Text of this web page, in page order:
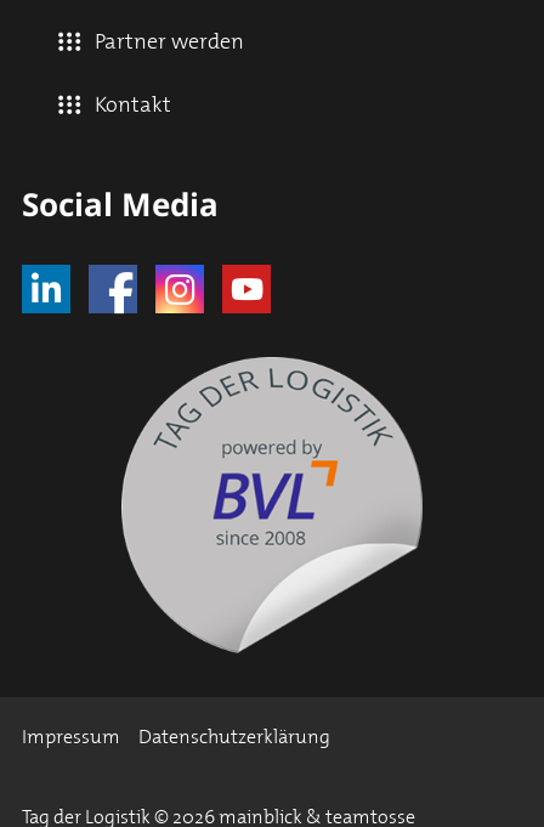
Partner werden
Kontakt
Social Media
Impressum Datenschutzerklärung
Tag der Logistik © 2026 mainblick & teamtosse